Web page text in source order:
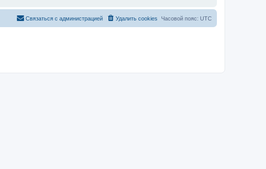
Часовой пояс: UTC
Удалить cookies
Связаться с администрацией